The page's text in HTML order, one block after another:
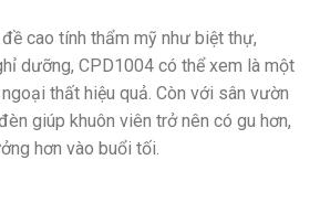
cao tính thẩm mỹ như biệt thự,
dưỡng, CPD1004 có thể xem là một
thất hiệu quả. Còn với sân vườn
giúp khuôn viên trở nên có gu hơn,
hơn vào buổi tối.